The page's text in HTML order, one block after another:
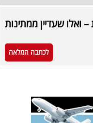
ואלו שעדיין ממתינות
לכתבה המלאה